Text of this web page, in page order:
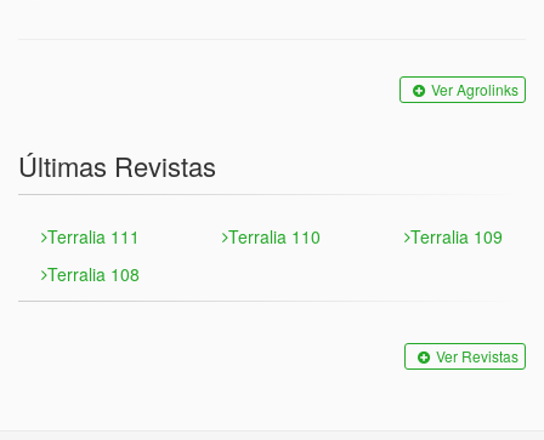
Ver Agrolinks
Últimas Revistas
Terralia 111 Terralia 110
Terralia 109
Terralia 108
Ver Revistas